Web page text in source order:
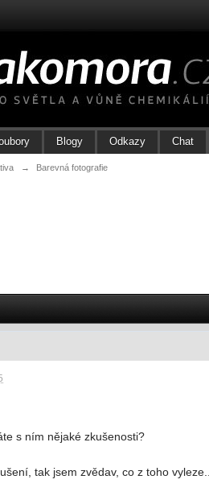
Blogy Odkazy Chat
→ Barevná fotografie
s ním nějaké zkušenosti?
tak jsem zvědav, co z toho vyleze...